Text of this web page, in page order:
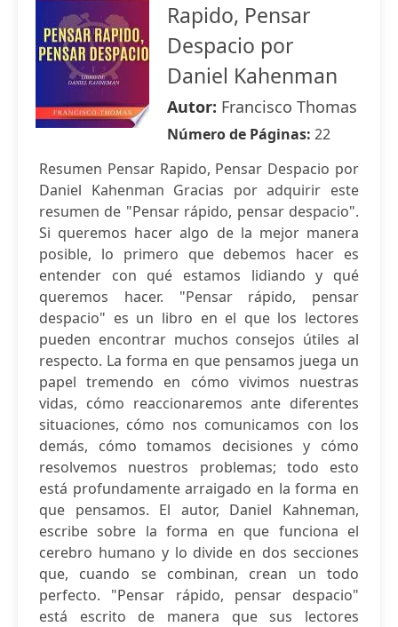
Rapido, Pensar
Despacio por
Daniel Kahenman
Autor: Francisco Thomas
Número de Páginas: 22
Resumen Pensar Rapido, Pensar Despacio por
Daniel Kahenman Gracias por adquirir este
resumen de "Pensar rápido, pensar despacio".
Si queremos hacer algo de la mejor manera
posible, lo primero que debemos hacer es
entender con qué estamos lidiando y qué
queremos hacer. "Pensar rápido, pensar
despacio" es un libro en el que los lectores
pueden encontrar muchos consejos útiles al
respecto. La forma en que pensamos juega un
papel tremendo en cómo vivimos nuestras
vidas, cómo reaccionaremos ante diferentes
situaciones, cómo nos comunicamos con los
demás, cómo tomamos decisiones y cómo
resolvemos nuestros problemas; todo esto
está profundamente arraigado en la forma en
que pensamos. El autor, Daniel Kahneman,
escribe sobre la forma en que funciona el
cerebro humano y lo divide en dos secciones
que, cuando se combinan, crean un todo
perfecto. "Pensar rápido, pensar despacio"
está escrito de manera que sus lectores